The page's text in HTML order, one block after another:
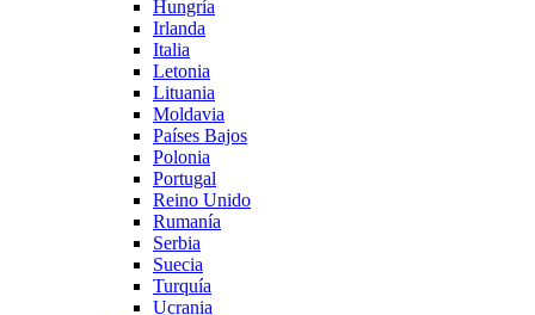
Hungría
Irlanda
Italia
Letonia
Lituania
Moldavia
Países Bajos
Polonia
Portugal
Reino Unido
Rumanía
Serbia
Suecia
Turquía
Ucrania